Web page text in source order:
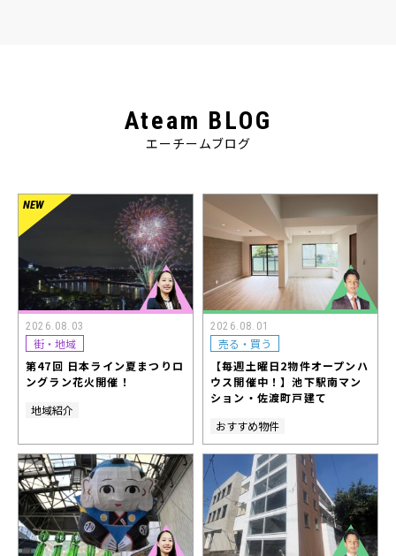
Ateam BLOG
エーチームブログ
2026.08.03
街・地域
第47回 日本ライン夏まつりロ
ングラン花火開催！
地域紹介
2026.08.01
売る・買う
【毎週土曜日2物件オープンハ
ウス開催中！】池下駅南マン
ション・佐渡町戸建て
おすすめ物件